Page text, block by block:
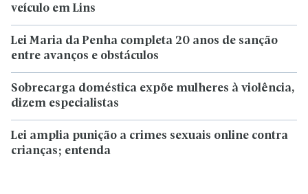
veículo em Lins
Lei Maria da Penha completa 20 anos de sanção
entre avanços e obstáculos
Sobrecarga doméstica expõe mulheres à violência,
dizem especialistas
Lei amplia punição a crimes sexuais online contra
crianças; entenda